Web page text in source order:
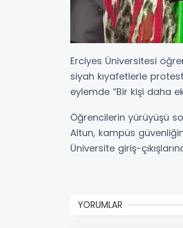
Erciyes Üniversitesi
siyah kıyafetlerle
eylemde “Bir kişi daha
Öğrencilerin yürüyüşü
Altun, kampüs
Üniversite giriş-
YORUMLAR